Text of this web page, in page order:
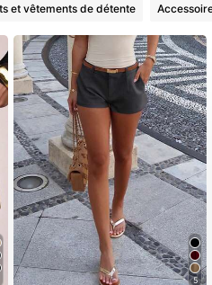
et vêtements de détente
5